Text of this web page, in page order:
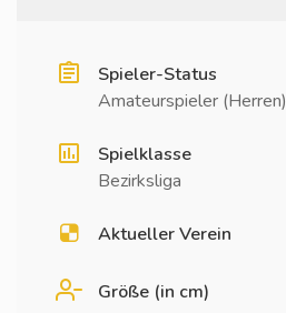
Spieler-Status
Amateurspieler (Herren)
Spielklasse
Bezirksliga
Aktueller Verein
Größe (in cm)